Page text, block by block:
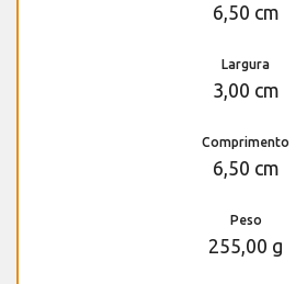
6,50 cm
Largura
3,00 cm
Comprimento
6,50 cm
Peso
255,00 g